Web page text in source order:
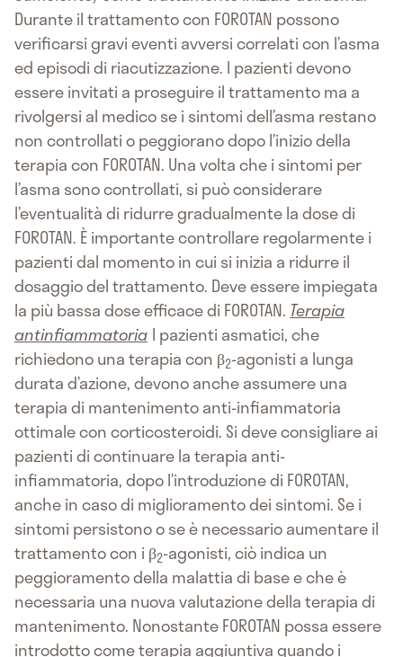
Durante il trattamento con FOROTAN possono
verificarsi gravi eventi avversi correlati con l’asma
ed episodi di riacutizzazione. I pazienti devono
essere invitati a proseguire il trattamento ma a
rivolgersi al medico se i sintomi dell’asma restano
non controllati o peggiorano dopo l’inizio della
terapia con FOROTAN. Una volta che i sintomi per
l’asma sono controllati, si può considerare
l’eventualità di ridurre gradualmente la dose di
FOROTAN. È importante controllare regolarmente i
pazienti dal momento in cui si inizia a ridurre il
dosaggio del trattamento. Deve essere impiegata
la più bassa dose efficace di FOROTAN. Terapia
antinfiammatoria I pazienti asmatici, che
richiedono una terapia con β2-agonisti a lunga
durata d’azione, devono anche assumere una
terapia di mantenimento anti-infiammatoria
ottimale con corticosteroidi. Si deve consigliare ai
pazienti di continuare la terapia anti-
infiammatoria, dopo l’introduzione di FOROTAN,
anche in caso di miglioramento dei sintomi. Se i
sintomi persistono o se è necessario aumentare il
trattamento con i β2-agonisti, ciò indica un
peggioramento della malattia di base e che è
necessaria una nuova valutazione della terapia di
mantenimento. Nonostante FOROTAN possa essere
introdotto come terapia aggiuntiva quando i